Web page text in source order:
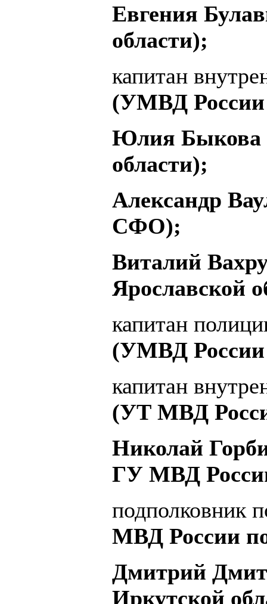
Евгения
области);
капитан
(УМВД России
Юлия Быкова
области);
Александр
СФО);
Виталий
Ярославской
капитан
(УМВД России
капитан
(УТ МВД
Николай
ГУ МВД
подполковник
МВД России
Дмитрий
Иркутской